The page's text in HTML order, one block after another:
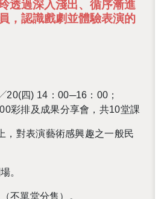
透過深入淺出、循序漸進
，認識戲劇並體驗表演的
四) 14：00─16：00；
彩排及成果分享會，共10堂課
，對表演藝術感興趣之一般民
。
不單堂分售）。